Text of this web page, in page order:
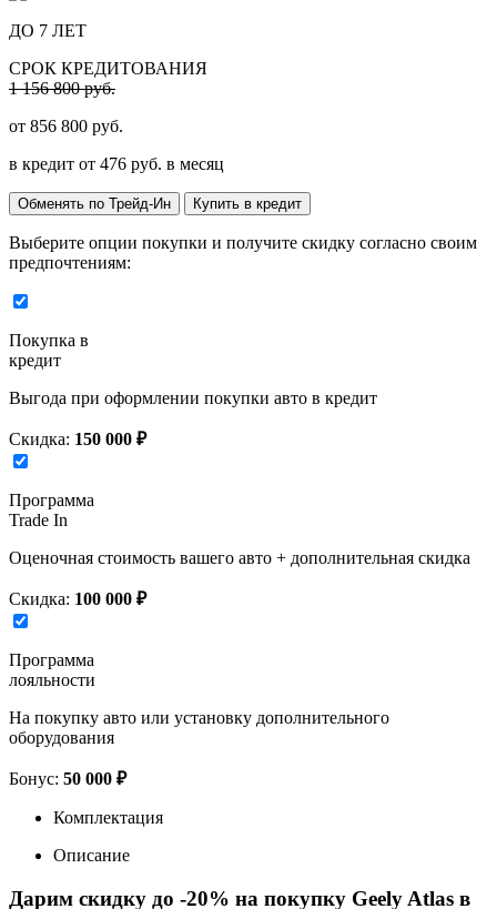
ДО 7 ЛЕТ
СРОК КРЕДИТОВАНИЯ
1 156 800 руб.
от 856 800 руб.
в кредит от 476 руб. в месяц
Обменять по Трейд-Ин Купить в кредит
Выберите опции покупки и получите скидку согласно своим
предпочтениям:
Покупка в
кредит
Выгода при оформлении покупки авто в кредит
Скидка: 150 000 ₽
Программа
Trade In
Оценочная стоимость вашего авто + дополнительная скидка
Скидка: 100 000 ₽
Программа
лояльности
На покупку авто или установку дополнительного
оборудования
Бонус: 50 000 ₽
Комплектация
Описание
Дарим скидку до -20% на покупку Geely Atlas в